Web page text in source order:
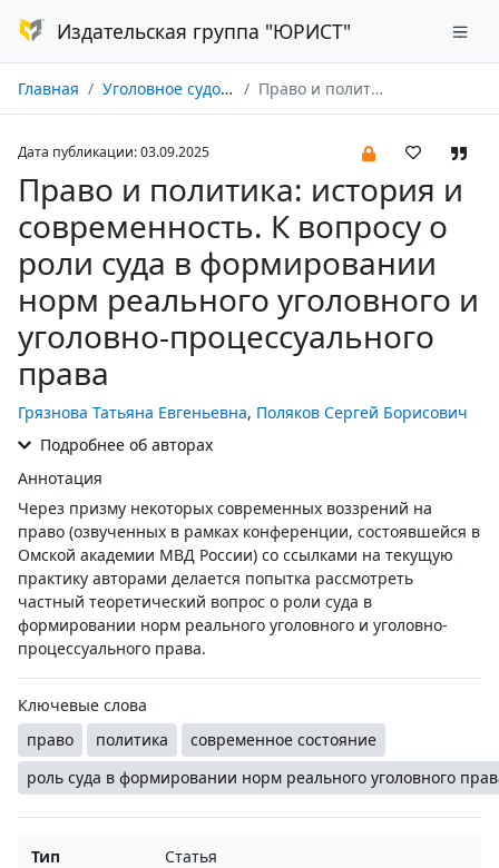
Издательская группа "ЮРИСТ"
Главная Уголовное судопроизводство № 03/2025 Право и политика: история и современность. К вопросу о роли суда в формировании норм реального уголовного и уголовно-процессуального права
Дата публикации: 03.09.2025
Право и политика: история и
современность. К вопросу о
роли суда в формировании
норм реального уголовного и
уголовно-процессуального
права
Грязнова Татьяна Евгеньевна, Поляков Сергей Борисович
Подробнее об авторах
Аннотация
Через призму некоторых современных воззрений на
право (озвученных в рамках конференции, состоявшейся в
Омской академии МВД России) со ссылками на текущую
практику авторами делается попытка рассмотреть
частный теоретический вопрос о роли суда в
формировании норм реального уголовного и уголовно-
процессуального права.
Ключевые слова
право
политика
современное состояние
роль суда в формировании норм реального уголовного
Тип
Статья